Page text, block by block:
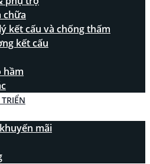
chữa
kết cấu và chống thấm
kết cấu
hầm
mãi